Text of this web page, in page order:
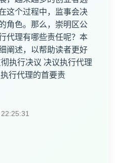
这个过程中，监事会决
角色。那么，崇明区公
代理有哪些责任呢？本
阐述，以帮助读者更好
执行决议 决议执行代理
行代理的首要责